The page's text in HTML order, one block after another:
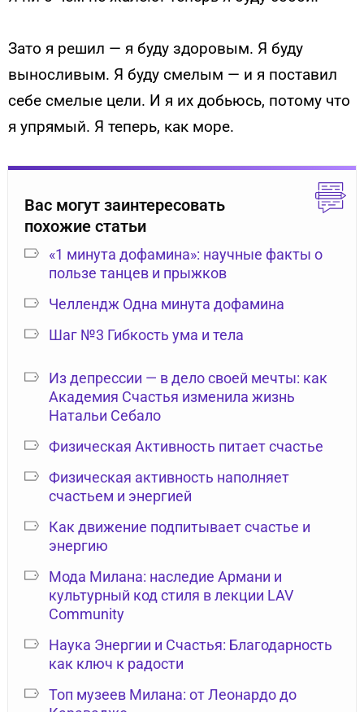
Зато я решил — я буду здоровым. Я буду
выносливым. Я буду смелым — и я поставил
себе смелые цели. И я их добьюсь, потому что
я упрямый. Я теперь, как море.
Вас могут заинтересовать
похожие статьи
«1 минута дофамина»: научные факты о
пользе танцев и прыжков
Челлендж Одна минута дофамина
Шаг №3 Гибкость ума и тела
Из депрессии — в дело своей мечты: как
Академия Счастья изменила жизнь
Натальи Себало
Физическая Активность питает счастье
Физическая активность наполняет
счастьем и энергией
Как движение подпитывает счастье и
энергию
Мода Милана: наследие Армани и
культурный код стиля в лекции LAV
Community
Наука Энергии и Счастья: Благодарность
как ключ к радости
Топ музеев Милана: от Леонардо до